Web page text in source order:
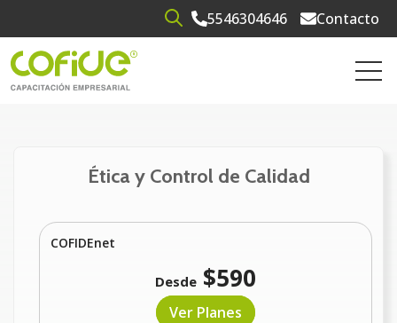
Open search5546304646 Contacto
Ética y Control de Calidad
COFIDEnet
Desde$590
Ver Planes